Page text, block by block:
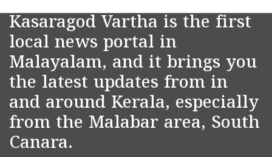
Kasaragod Vartha is the first
local news portal in
Malayalam, and it brings you
the latest updates from in
and around Kerala, especially
from the Malabar area, South
Canara.